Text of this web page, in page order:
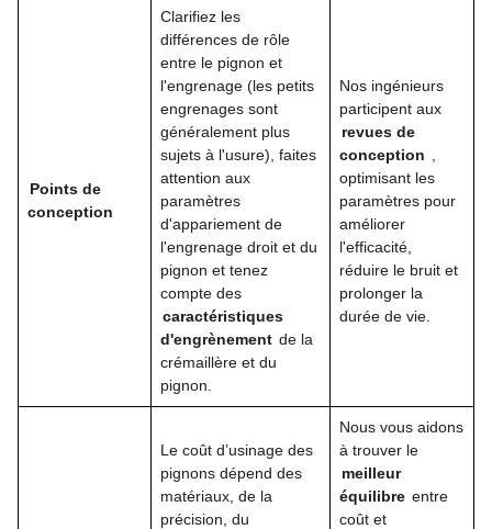
Points de
conception
Clarifiez les
différences de rôle
entre le pignon et
l'engrenage (les petits
engrenages sont
généralement plus
sujets à l'usure), faites
attention aux
paramètres
d'appariement de
l'engrenage droit et du
pignon et tenez
compte des
caractéristiques
d'engrènement de la
crémaillère et du
pignon.
Nos ingénieurs
participent aux
revues de
conception
optimisant les
paramètres pour
améliorer
l'efficacité,
réduire le bruit et
prolonger la
durée de vie.
Le coût d’usinage des
pignons dépend des
matériaux, de la
précision, du
Nous vous aidons
à trouver le
meilleur
équilibre entre
coût et